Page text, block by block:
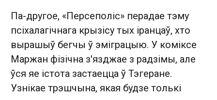
Па-другое, «Персеполіс» перадае тэму
псіхалагічнага крызісу тых іранцаў, хто
вырашыў бегчы ў эміграцыю. У коміксе
Маржан фізічна з'язджае з радзімы, але
ўся яе істота застаецца ў Тэгеране.
Узнікае трэшчына, якая будзе толькі